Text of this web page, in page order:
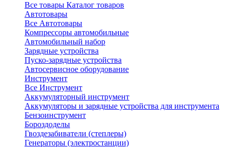
Все товары Каталог товаров
Автотовары
Все Автотовары
Компрессоры автомобильные
Автомобильный набор
Зарядные устройства
Пуско-зарядные устройства
Автосервисное оборудование
Инструмент
Все Инструмент
Аккумуляторный инструмент
Аккумуляторы и зарядные устройства для инструмента
Бензоинструмент
Бороздоделы
Гвоздезабиватели (степлеры)
Генераторы (электростанции)